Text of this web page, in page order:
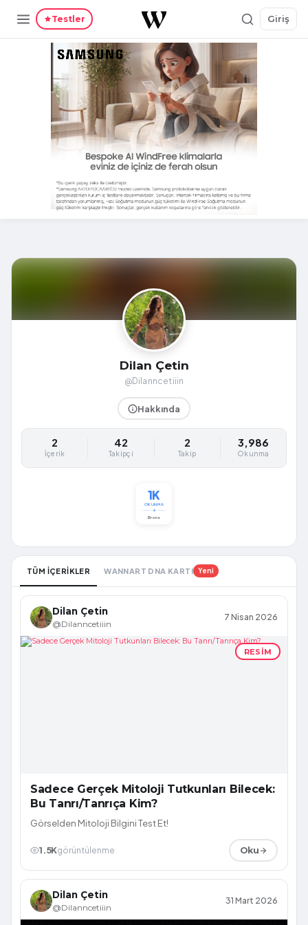
Testler Giriş
Dilan Çetin
@Dilanncetiiin
Hakkında
2
İçerik
42
Takipçi
2
Takip
3,986
Okunma
1K
OKUNMA
Bronz
TÜM İÇERİKLER WANNART DNA KARTI Yeni
Dilan Çetin
@Dilanncetiiin
7 Nisan 2026
RESIM
Sadece Gerçek Mitoloji Tutkunları Bilecek:
Bu Tanrı/Tanrıça Kim?
Görselden Mitoloji Bilgini Test Et!
1.5Kgörüntülenme Oku
Dilan Çetin
@Dilanncetiiin
31 Mart 2026